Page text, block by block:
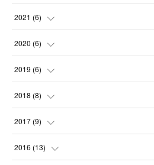
((
(
( )
(
(
( )
( )
(
(
2021 (6)
( )
( )
(
2020 (6)
( )
( )
(
(1
2019 (6)
( )
( )
(2
2018 (8)
( )
(2
2017 (9)
(1
2016 (13)